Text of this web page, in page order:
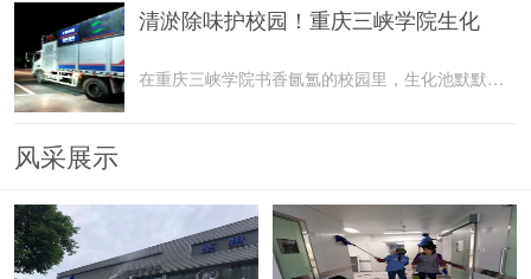
清淤除味护校园！重庆三峡学院生化
在重庆三峡学院书香氤氲的校园里，生化池默默承载着污水
风采展示